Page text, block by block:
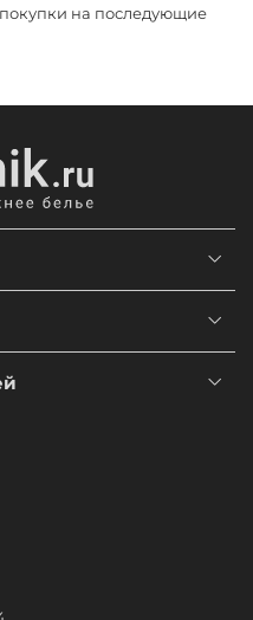
на последующие